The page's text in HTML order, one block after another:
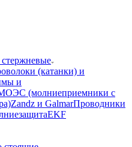
(катанки) и
и
(молниеприемники с
Zandz и GalmarПроводники
EKF